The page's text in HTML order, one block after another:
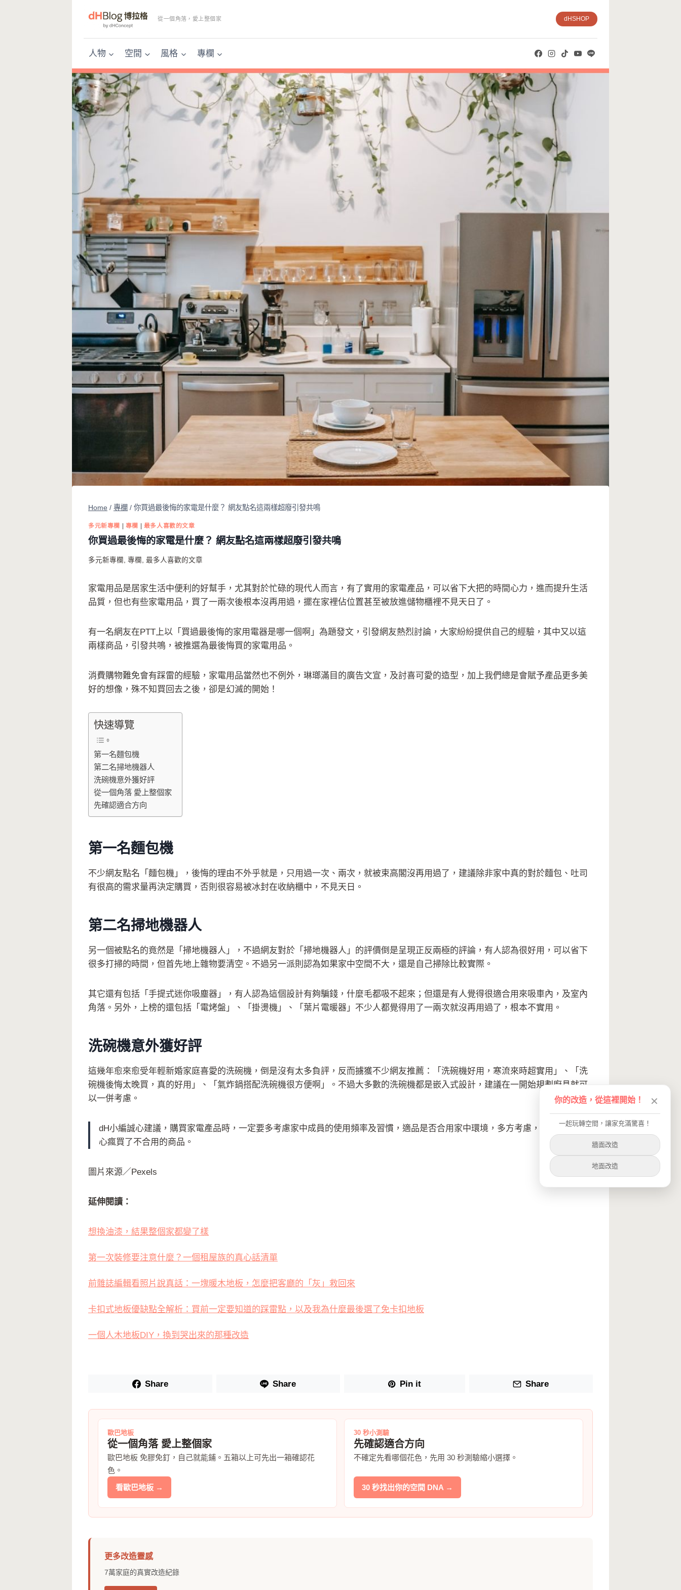
從一個角落，愛上整個家 dHSHOP
人物 空間 風格 專欄
Home / 專欄 / 你買過最後悔的家電是什麼？ 網友點名這兩樣超廢引發共鳴
多元新專欄 | 專欄 | 最多人喜歡的文章
你買過最後悔的家電是什麼？ 網友點名這兩樣超廢引發共鳴
多元新專欄 , 專欄 , 最多人喜歡的文章
家電用品是居家生活中便利的好幫手，尤其對於忙碌的現代人而言，有了實用的家電產品，可以省下大把的時間心力，進而提升生活
品質，但也有些家電用品，買了一兩次後根本沒再用過，擺在家裡佔位置甚至被放進儲物櫃裡不見天日了。
有一名網友在PTT上以「買過最後悔的家用電器是哪一個啊」為題發文，引發網友熱烈討論，大家紛紛提供自己的經驗，其中又以這
兩樣商品，引發共鳴，被推選為最後悔買的家電用品。
消費購物難免會有踩雷的經驗，家電用品當然也不例外，琳瑯滿目的廣告文宣，及討喜可愛的造型，加上我們總是會賦予產品更多美
好的想像，殊不知買回去之後，卻是幻滅的開始！
快速導覽
第一名麵包機
第二名掃地機器人
洗碗機意外獲好評
從一個角落 愛上整個家
先確認適合方向
第一名麵包機
不少網友點名「麵包機」，後悔的理由不外乎就是，只用過一次、兩次，就被束高閣沒再用過了，建議除非家中真的對於麵包、吐司
有很高的需求量再決定購買，否則很容易被冰封在收納櫃中，不見天日。
第二名掃地機器人
另一個被點名的竟然是「掃地機器人」，不過網友對於「掃地機器人」的評價倒是呈現正反兩極的評論，有人認為很好用，可以省下
很多打掃的時間，但首先地上雜物要清空。不過另一派則認為如果家中空間不大，還是自己掃除比較實際。
其它還有包括「手提式迷你吸塵器」，有人認為這個設計有夠騙錢，什麼毛都吸不起來；但還是有人覺得很適合用來吸車內，及室內
角落。另外，上榜的還包括「電烤盤」、「掛燙機」、「葉片電暖器」不少人都覺得用了一兩次就沒再用過了，根本不實用。
洗碗機意外獲好評
這幾年愈來愈受年輕新婚家庭喜愛的洗碗機，倒是沒有太多負評，反而擄獲不少網友推薦：「洗碗機好用，寒流來時超實用」、「洗
碗機後悔太晚買，真的好用」、「氣炸鍋搭配洗碗機很方便啊」。不過大多數的洗碗機都是嵌入式設計，建議在一開始規劃廚具就可
以一併考慮。
dH小編誠心建議，購買家電產品時，一定要多考慮家中成員的使用頻率及習慣，適品是否合用家中環境，多方考慮，才不會一時失
心瘋買了不合用的商品。
圖片來源／Pexels
延伸閱讀：
想換油漆，結果整個家都變了樣
第一次裝修要注意什麼？一個租屋族的真心話清單
前雜誌編輯看照片說真話：一塊暖木地板，怎麼把客廳的「灰」救回來
卡扣式地板優缺點全解析：買前一定要知道的踩雷點，以及我為什麼最後選了免卡扣地板
一個人木地板DIY，換到哭出來的那種改造
Share Share Pin it Share
歐巴地板
從一個角落 愛上整個家
歐巴地板 免膠免釘，自己就能鋪。五箱以上可先出一箱確認花
色。
看歐巴地板 →
30 秒小測驗
先確認適合方向
不確定先看哪個花色，先用 30 秒測驗縮小選擇。
30 秒找出你的空間 DNA →
更多改造靈感
7萬家庭的真實改造紀錄
你的改造，從這裡開始！ ✕
一起玩轉空間，讓家充滿驚喜！
牆面改造
地面改造